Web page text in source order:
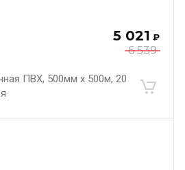
6 539
5 021 ₽
ПВХ, 500мм х 500м, 20